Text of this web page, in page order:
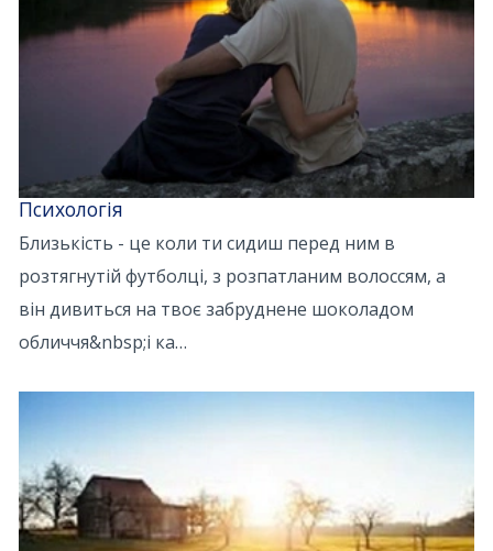
Психологія
Близькість - це коли ти сидиш перед ним в
розтягнутій футболці, з розпатланим волоссям, а
він дивиться на твоє забруднене шоколадом
обличчя&nbsp;і ка…